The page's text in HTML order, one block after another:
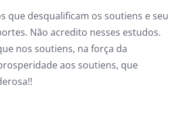
que desqualificam os soutiens e seu
Não acredito nesses estudos.
nos soutiens, na força da
aos soutiens, que